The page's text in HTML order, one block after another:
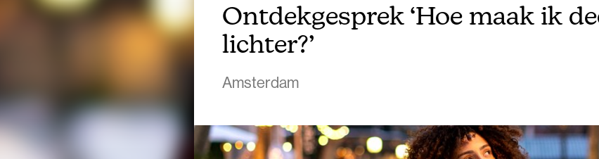
Ontdekgesprek ‘Hoe maak ik
lichter?’
Amsterdam